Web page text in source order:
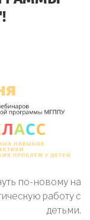
по-новому на
работу с
детьми.